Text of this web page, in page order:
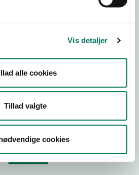
Vis detaljer
alle cookies
Tillad valgte
cookies
til dit website
på virksomhedens hjemmeside